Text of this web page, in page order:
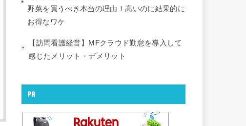
野菜を買うべき本当の理由！高いのに結果的に
お得なワケ
【訪問看護経営】MFクラウド勤怠を導入して
感じたメリット・デメリット
PR